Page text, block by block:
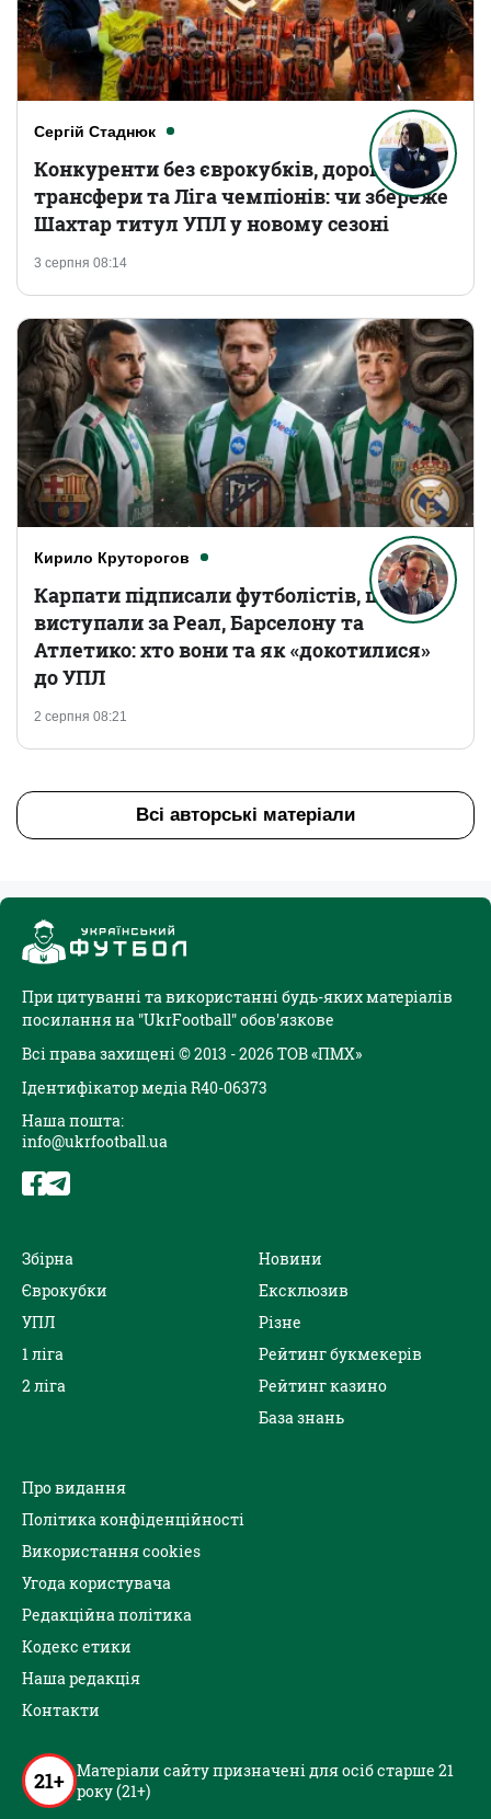
Сергій Стаднюк
3 серпня 08:14
Конкуренти без єврокубків, дорогі
трансфери та Ліга чемпіонів: чи збереже
Шахтар титул УПЛ у новому сезоні
Кирило Круторогов
2 серпня 08:21
Карпати підписали футболістів, що
виступали за Реал, Барселону та
Атлетико: хто вони та як «докотилися»
до УПЛ
Всі авторські матеріали
При цитуванні та використанні будь-яких матеріалів
посилання на "UkrFootball" обов'язкове
Всі права захищені © 2013 - 2026 ТОВ «ПМХ»
Ідентифікатор медіа R40-06373
Наша пошта:
info@ukrfootball.ua
Збірна
Єврокубки
УПЛ
1 ліга
2 ліга
Новини
Ексклюзив
Різне
Рейтинг букмекерів
Рейтинг казино
База знань
Про видання
Політика конфіденційності
Використання cookies
Угода користувача
Редакційна політика
Кодекс етики
Наша редакція
Контакти
21+ Матеріали сайту призначені для осіб старше 21
року (21+)